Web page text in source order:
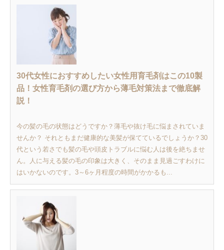
30代女性におすすめしたい女性用育毛剤はこの10製
品！女性育毛剤の選び方から薄毛対策法まで徹底解
説！
今の髪の毛の状態はどうですか？薄毛や抜け毛に悩まされていま
せんか？ それともまだ健康的な美髪が保てているでしょうか？30
代という若さでも髪の毛や頭皮トラブルに悩む人は後を絶ちませ
ん。人に与える髪の毛の印象は大きく、そのまま見過ごすわけに
はいかないのです。3～6ヶ月程度の時間がかかるも...